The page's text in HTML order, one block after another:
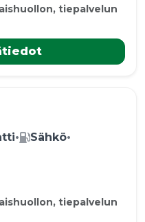
tiepalvelun
• Sähkö•
tiepalvelun